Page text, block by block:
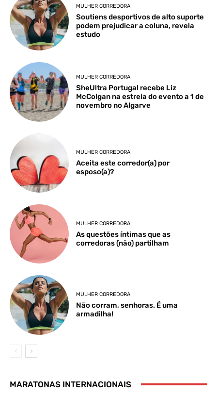
MULHER CORREDORA
Soutiens desportivos de alto suporte
podem prejudicar a coluna, revela
estudo
MULHER CORREDORA
SheUltra Portugal recebe Liz
McColgan na estreia do evento a 1 de
novembro no Algarve
MULHER CORREDORA
Aceita este corredor(a) por
esposo(a)?
MULHER CORREDORA
As questões íntimas que as
corredoras (não) partilham
MULHER CORREDORA
Não corram, senhoras. É uma
armadilha!
MARATONAS INTERNACIONAIS